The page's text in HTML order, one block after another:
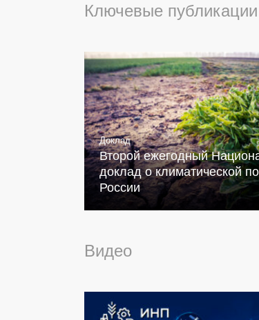
Ключевые публикации
Доклад
Второй ежегодный
доклад о климатической
России
Видео